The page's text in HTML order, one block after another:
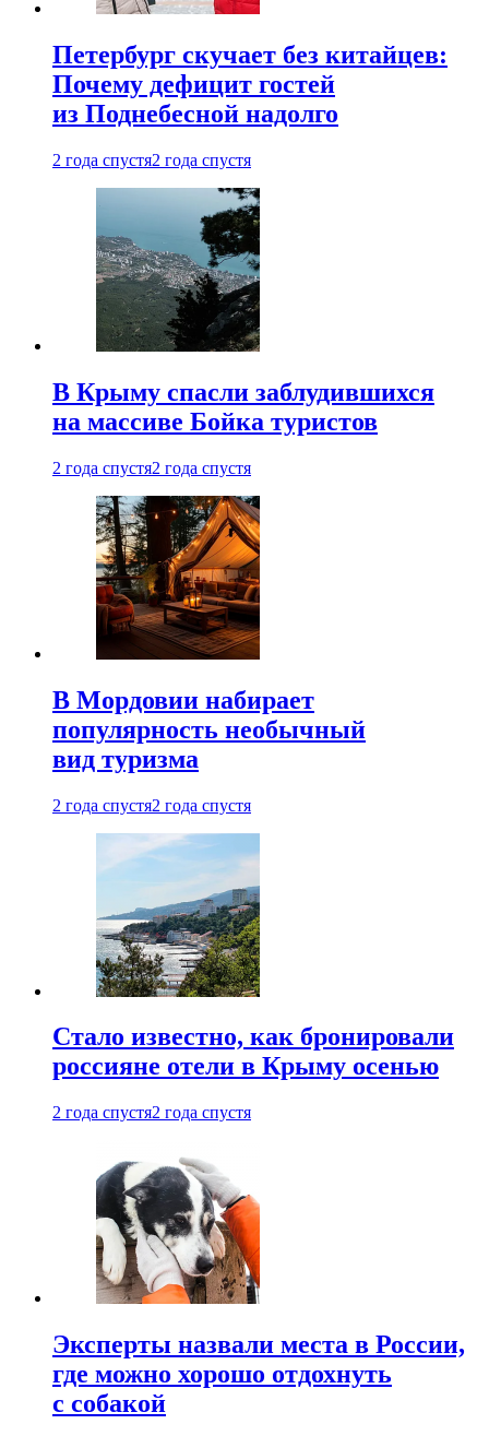
Петербург скучает без китайцев:
Почему дефицит гостей
из Поднебесной надолго
2 года спустя2 года спустя
В Крыму спасли заблудившихся
на массиве Бойка туристов
2 года спустя2 года спустя
В Мордовии набирает
популярность необычный
вид туризма
2 года спустя2 года спустя
Стало известно, как бронировали
россияне отели в Крыму осенью
2 года спустя2 года спустя
Эксперты назвали места в России,
где можно хорошо отдохнуть
с собакой